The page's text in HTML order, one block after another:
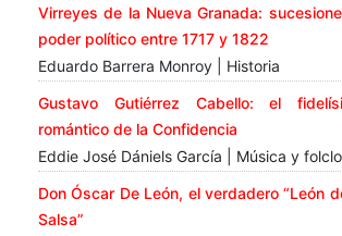
Virreyes de la Nueva Granada:
poder político entre 1717 y 1822
Eduardo Barrera Monroy | Historia
Gustavo Gutiérrez Cabello: el
romántico de la Confidencia
Eddie José Dániels García | Música y
Don Óscar De León, el verdadero “León
Salsa”